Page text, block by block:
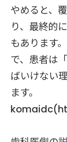
やめると、
り、最終的
もあります
で、患者は
ばいけない
ます。